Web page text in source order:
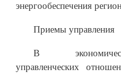
энергообеспечения
Приемы управления
В
управленческих